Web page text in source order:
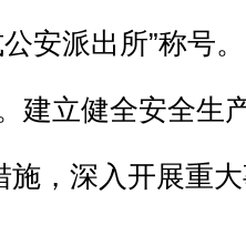
安派出所”称号
建立健全安全生
施，深入开展重